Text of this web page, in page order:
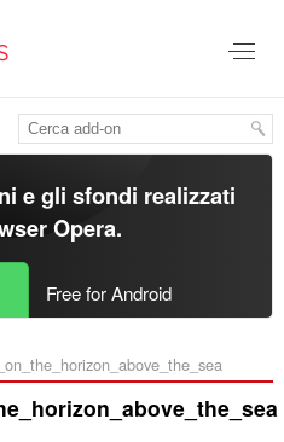
e gli sfondi realizzati
Opera.
Free for Android